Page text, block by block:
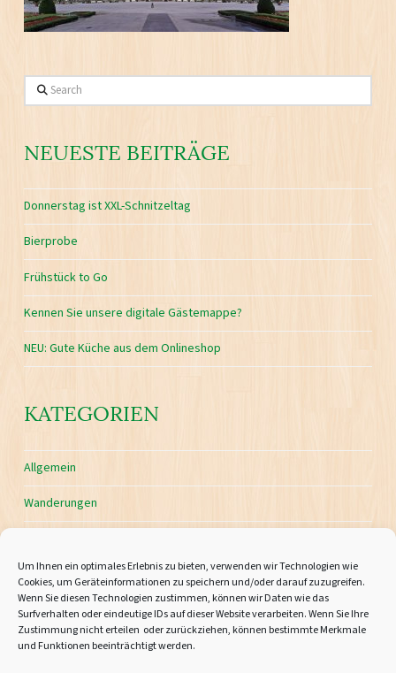
Um Ihnen ein optimales Erlebnis zu bieten, verwenden wir Technologien wie
Cookies, um Geräteinformationen zu speichern und/oder darauf zuzugreifen.
Wenn Sie diesen Technologien zustimmen, können wir Daten wie das
Surfverhalten oder eindeutige IDs auf dieser Website verarbeiten. Wenn Sie Ihre
Zustimmung nicht erteilen oder zurückziehen, können bestimmte Merkmale
und Funktionen beeinträchtigt werden.
Search
NEUESTE BEITRÄGE
Donnerstag ist XXL-Schnitzeltag
Bierprobe
Frühstück to Go
Kennen Sie unsere digitale Gästemappe?
NEU: Gute Küche aus dem Onlineshop
KATEGORIEN
Allgemein
Wanderungen
Impressum
AGBs